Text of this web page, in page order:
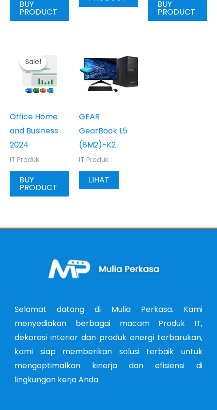
BUY
PRODUCT
BUY
PRODUCT
Sale!
Sale!
Office Home
and Business
2024
IT Produk
BUY
PRODUCT
GEAR
GearBook L5
(8M2)-K2
IT Produk
LIHAT
Selamat datang di Mulia Perkasa. Kami
menyediakan berbagai macam Produk IT,
dekorasi interior dan produk energi terbarukan,
kami siap memberikan solusi terbaik untuk
mengoptimalkan kinerja dan efisiensi di
lingkungan kerja Anda.